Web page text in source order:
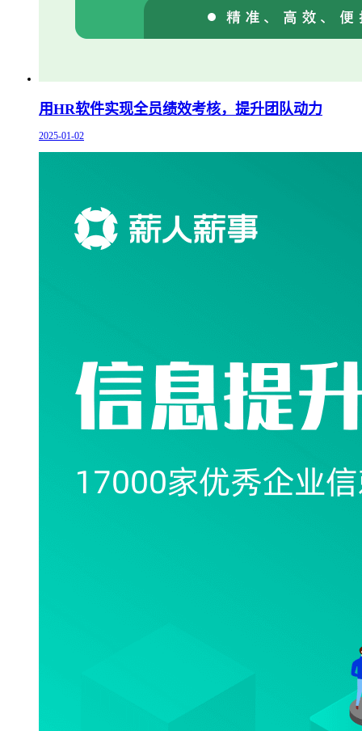
用HR软件实现全员绩效考核，提升团队动力
2025-01-02